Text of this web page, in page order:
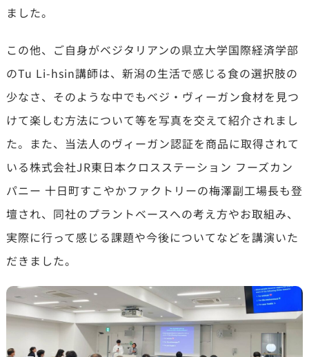
ました。
この他、ご自身がベジタリアンの県立大学国際経済学部
のTu Li-hsin講師は、新潟の生活で感じる食の選択肢の
少なさ、そのような中でもベジ・ヴィーガン食材を見つ
けて楽しむ方法について等を写真を交えて紹介されまし
た。また、当法人のヴィーガン認証を商品に取得されて
いる株式会社JR東日本クロスステーション フーズカン
パニー 十日町すこやかファクトリーの梅澤副工場長も登
壇され、同社のプラントベースへの考え方やお取組み、
実際に行って感じる課題や今後についてなどを講演いた
だきました。